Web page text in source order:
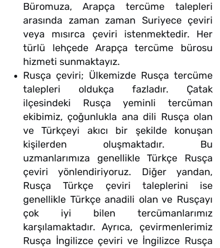
Büromuza, Arapça tercüme talepleri
arasında zaman zaman Suriyece çeviri
veya mısırca çeviri istenmektedir. Her
türlü lehçede Arapça tercüme bürosu
hizmeti sunmaktayız.
Rusça çeviri; Ülkemizde Rusça tercüme
talepleri oldukça fazladır. Çatak
ilçesindeki Rusça yeminli tercüman
ekibimiz, çoğunlukla ana dili Rusça olan
ve Türkçeyi akıcı bir şekilde konuşan
kişilerden oluşmaktadır. Bu
uzmanlarımıza genellikle Türkçe Rusça
çeviri yönlendiriyoruz. Diğer yandan,
Rusça Türkçe çeviri taleplerini ise
genellikle Türkçe anadili olan ve Rusçayı
çok iyi bilen tercümanlarımız
karşılamaktadır. Ayrıca, çevirmenlerimiz
Rusça İngilizce çeviri ve İngilizce Rusça